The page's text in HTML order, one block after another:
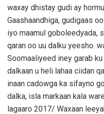
waxay dhistay gudi ay
Gaashaandhiga, gudigaas
iyo maamul goboleedyada,
qaran oo uu dalku yeesho.
Soomaaliyeed iney garab
dalkaan u heli lahaa ciidan
inaan cadowga ka sifayno
dalka, isla markaan kala
lagaaro 2017/ Waxaan